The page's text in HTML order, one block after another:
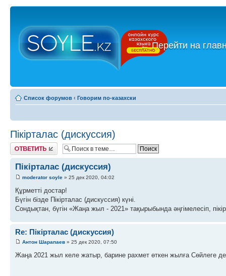
←Перейти на
Список форумов ‹ Говорим по-казахски
Пікірталас (дискуссия)
Ответить
Пікірталас (дискуссия)
moderator soyle » 25 дек 2020, 04:02
Құрметті достар!
Бүгін бізде Пікірталас (дискуссия) күні.
Сондықтан, бүгін «Жаңа жыл - 2021» тақырыбында әңгімелесіп,
Re: Пікірталас (дискуссия)
Антон Шарапаев » 25 дек 2020, 07:50
Жаңа 2021 жыл келе жатыр, барине рахмет өткен жылға Сөйлеге де